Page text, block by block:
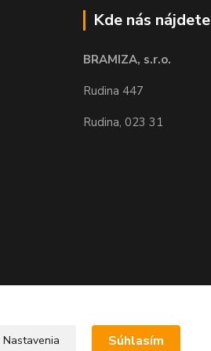
Kde nás nájdete
BRAMIZA, s.r.o.
Rudina 447
Rudina, 023 31
Upravit sběr cookies.
Nastavenia Súhlasím